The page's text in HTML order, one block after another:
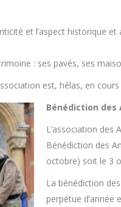
et l’aspect historique
: ses pavés, ses
est, hélas, en
Bénédiction des
L’association des
Bénédiction des
octobre) soit le 3
La bénédiction
perpétue d’année